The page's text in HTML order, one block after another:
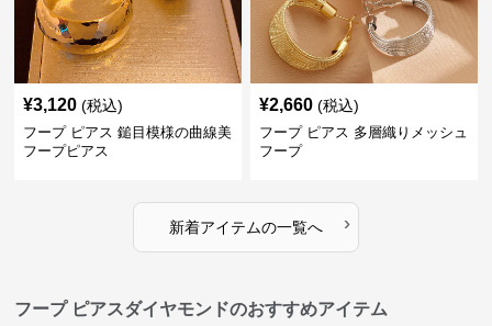
¥3,120 (税込)
フープ ピアス 鎚目模様の曲線美
フープピアス
¥2,660 (税込)
フープ ピアス 多層織りメッシュ
フープ
新着アイテムの一覧へ ›
フープ ピアスダイヤモンドのおすすめアイテム